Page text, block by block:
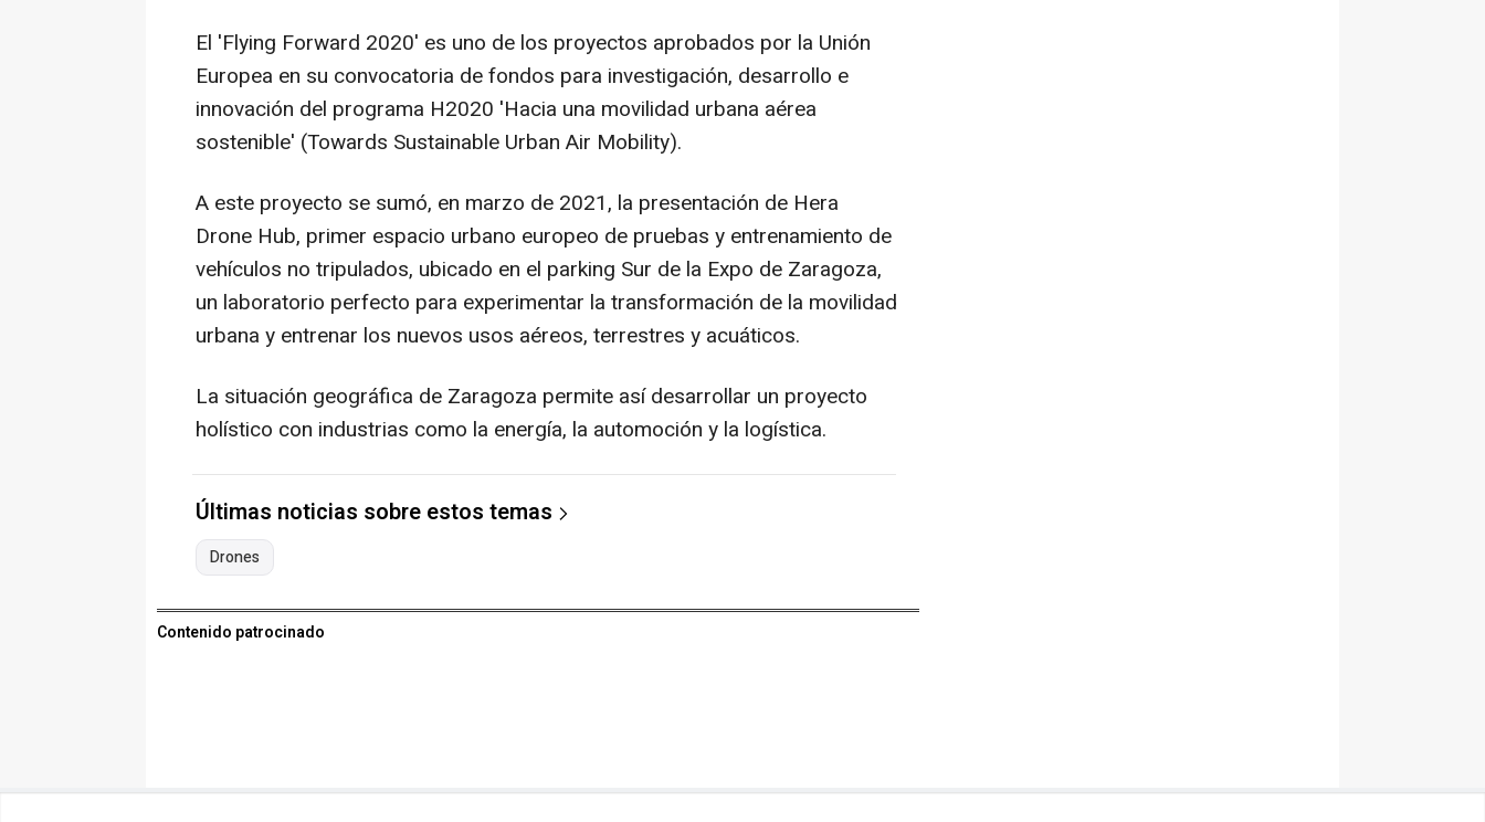
El 'Flying Forward 2020' es uno de los proyectos aprobados por la Unión
Europea en su convocatoria de fondos para investigación, desarrollo e
innovación del programa H2020 'Hacia una movilidad urbana aérea
sostenible' (Towards Sustainable Urban Air Mobility).
A este proyecto se sumó, en marzo de 2021, la presentación de Hera
Drone Hub, primer espacio urbano europeo de pruebas y entrenamiento de
vehículos no tripulados, ubicado en el parking Sur de la Expo de Zaragoza,
un laboratorio perfecto para experimentar la transformación de la movilidad
urbana y entrenar los nuevos usos aéreos, terrestres y acuáticos.
La situación geográfica de Zaragoza permite así desarrollar un proyecto
holístico con industrias como la energía, la automoción y la logística.
Últimas noticias sobre estos temas
Drones
Contenido patrocinado